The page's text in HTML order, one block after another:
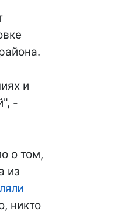
и
-
о том,
из
никто